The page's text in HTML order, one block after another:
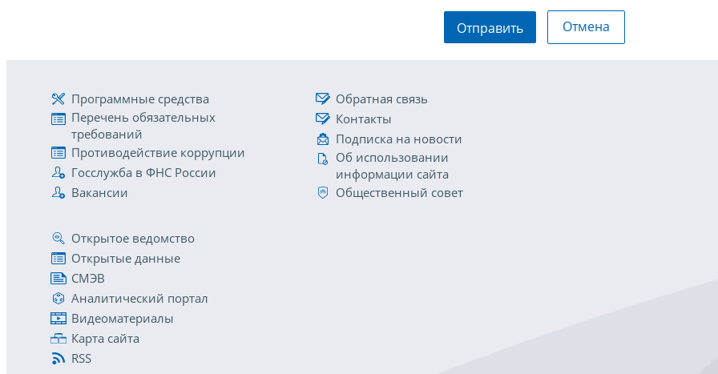
Отправить Отмена
Программные средства
Перечень обязательных
требований
Противодействие коррупции
Госслужба в ФНС России
Вакансии
Обратная связь
Контакты
Подписка на новости
Об использовании
информации сайта
Общественный совет
Открытое ведомство
Открытые данные
СМЭВ
Аналитический портал
Видеоматериалы
Карта сайта
RSS